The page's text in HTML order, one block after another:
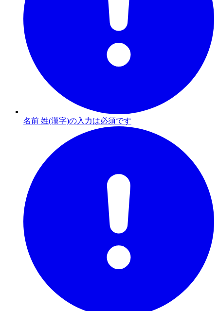
名前 姓(漢字)の入力は必須です